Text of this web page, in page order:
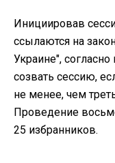
Инициировав
ссылаются на
Украине",
созвать сессию,
не менее, чем
Проведение
25 избранников.